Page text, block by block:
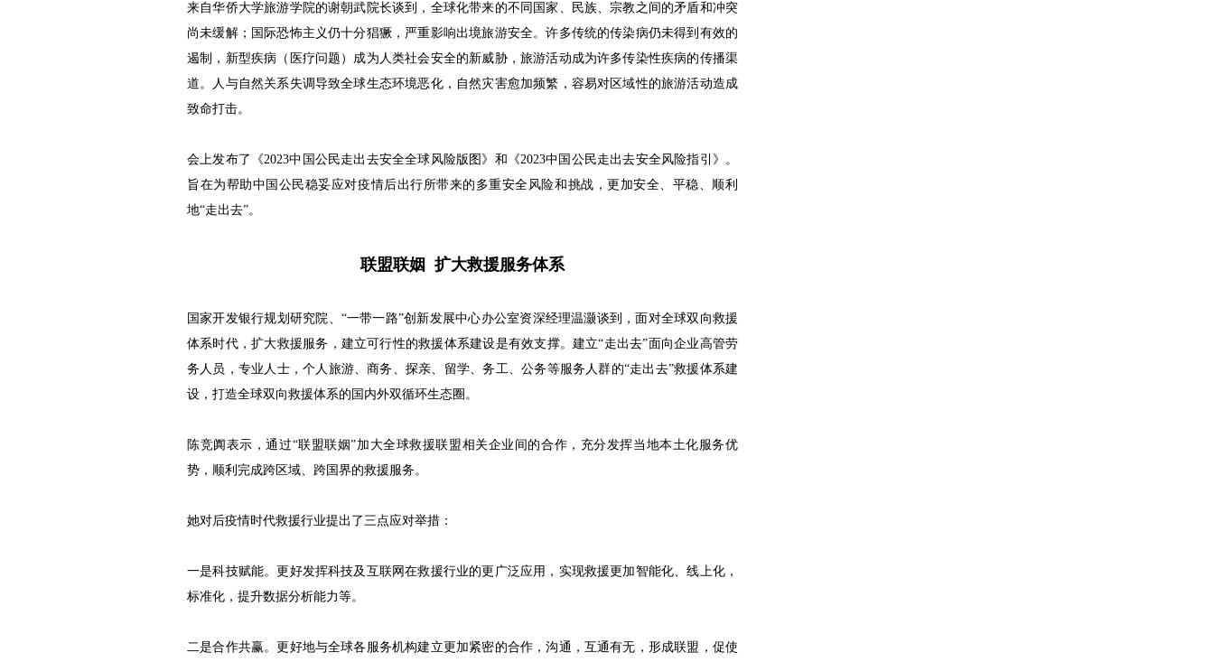
来自华侨大学旅游学院的谢朝武院长谈到，全球化带来的不同国家、民族、宗教之间的矛盾和冲突
尚未缓解；国际恐怖主义仍十分猖獗，严重影响出境旅游安全。许多传统的传染病仍未得到有效的
遏制，新型疾病（医疗问题）成为人类社会安全的新威胁，旅游活动成为许多传染性疾病的传播渠
道。人与自然关系失调导致全球生态环境恶化，自然灾害愈加频繁，容易对区域性的旅游活动造成
致命打击。
会上发布了《2023中国公民走出去安全全球风险版图》和《2023中国公民走出去安全风险指引》。
旨在为帮助中国公民稳妥应对疫情后出行所带来的多重安全风险和挑战，更加安全、平稳、顺利
地“走出去”。
联盟联姻 扩大救援服务体系
国家开发银行规划研究院、“一带一路”创新发展中心办公室资深经理温灏谈到，面对全球双向救援
体系时代，扩大救援服务，建立可行性的救援体系建设是有效支撑。建立“走出去”面向企业高管劳
务人员，专业人士，个人旅游、商务、探亲、留学、务工、公务等服务人群的“走出去”救援体系建
设，打造全球双向救援体系的国内外双循环生态圈。
陈竞阗表示，通过“联盟联姻”加大全球救援联盟相关企业间的合作，充分发挥当地本土化服务优
势，顺利完成跨区域、跨国界的救援服务。
她对后疫情时代救援行业提出了三点应对举措：
一是科技赋能。更好发挥科技及互联网在救援行业的更广泛应用，实现救援更加智能化、线上化，
标准化，提升数据分析能力等。
二是合作共赢。更好地与全球各服务机构建立更加紧密的合作，沟通，互通有无，形成联盟，促使